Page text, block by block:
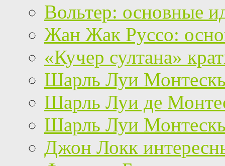
Вольтер: основные
Жан Жак Руссо:
«Кучер султана»
Шарль Луи
Шарль Луи де
Шарль Луи
Джон Локк